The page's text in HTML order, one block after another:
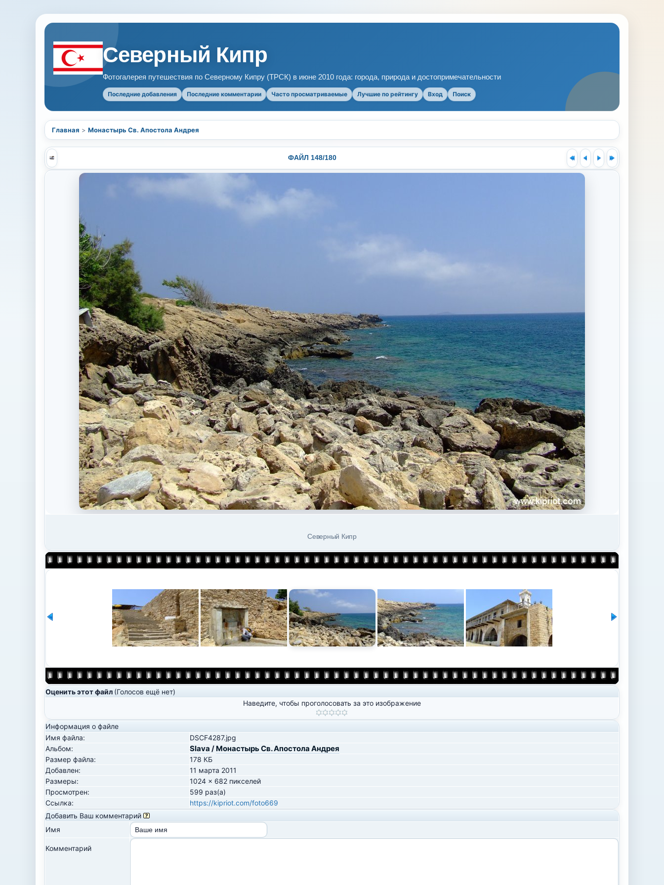
Северный Кипр
Фотогалерея путешествия по Северному Кипру (ТРСК) в июне 2010 года: города, природа и достопримечательности
Последние добавления Последние комментарии Часто просматриваемые Лучшие по рейтингу Вход Поиск
Главная > Монастырь Св. Апостола Андрея
ФАЙЛ 148/180
Северный Кипр
Оценить этот файл (Голосов ещё нет)
Наведите, чтобы проголосовать за это изображение
Информация о файле
Имя файла:
DSCF4287.jpg
Альбом:
Slava / Монастырь Св. Апостола Андрея
Размер файла:
178 КБ
Добавлен:
11 марта 2011
Размеры:
1024 x 682 пикселей
Просмотрен:
599 раз(а)
Ссылка:
https://kipriot.com/foto669
Добавить Ваш комментарий
Имя
Комментарий